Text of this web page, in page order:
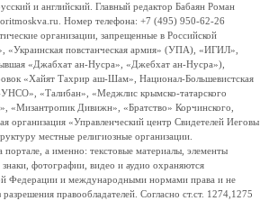
и английский. Главный редактор Бабаян Роман
Номер телефона: +7 (495) 950-62-26
организации, запрещенные в Российской
«Украинская повстанческая армия» (УПА), «ИГИЛ»,
«Джабхат ан-Нусра», «Джебхат ан-Нусра»),
«Хайят Тахрир аш-Шам», Национал-Большевистская
«Талибан», «Меджлис крымско-татарского
«Мизантропик Дивижн», «Братство» Корчинского,
организация «Управленческий центр Свидетелей Иеговы
местные религиозные организации.
а именно: текстовые материалы, элементы
фотографии, видео и аудио охраняются
Федерации и международными нормами права и не
правообладателей. Согласно ст.ст. 1274,1275